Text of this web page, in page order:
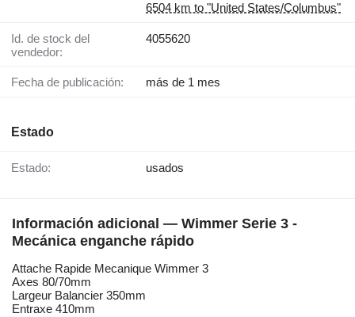
6504 km to "United States/Columbus"
Id. de stock del
vendedor:
4055620
Fecha de publicación: más de 1 mes
Estado
Estado: usados
Información adicional — Wimmer Serie 3 -
Mecánica enganche rápido
Attache Rapide Mecanique Wimmer 3
Axes 80/70mm
Largeur Balancier 350mm
Entraxe 410mm